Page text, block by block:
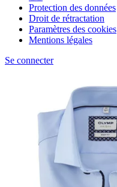
Protection des données
Droit de rétractation
Paramètres des cookies
Mentions légales
Se connecter